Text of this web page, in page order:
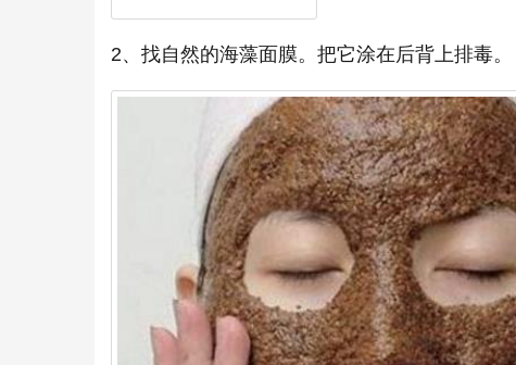
2、找自然的海藻面膜。把它涂在后背上排毒